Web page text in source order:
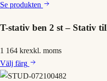
Se produkten
T-stativ ben 2 st – Stativ
1 164 krexkl. moms
Välj färg